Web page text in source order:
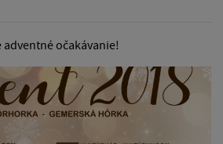
očakávanie!